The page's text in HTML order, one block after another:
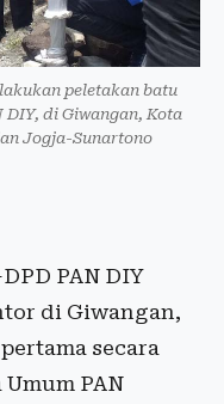
peletakan batu
DIY, di Giwangan, Kota
Jogja-Sunartono
PAN DIY
di Giwangan,
secara
PAN